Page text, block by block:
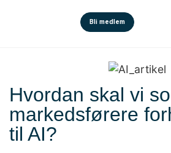
Bli medlem
Hvordan skal vi
markedsførere
til AI?